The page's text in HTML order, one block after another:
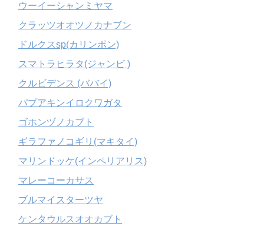
ウーイーシャンミヤマ
クラッツオオツノカナブン
ドルクスsp(カリンポン)
スマトラヒラタ(ジャンビ )
クルビデンス (ババイ)
パプアキンイロクワガタ
ゴホンヅノカブト
ギラファノコギリ(マキタイ)
マリンドッケ(インペリアリス)
マレーコーカサス
ブルマイスターツヤ
ケンタウルスオオカブト